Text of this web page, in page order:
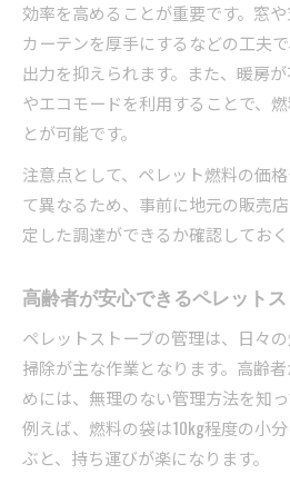
効率を高めることが重要です。窓や
カーテンを厚手にするなどの工夫
出力を抑えられます。また、暖房
やエコモードを利用することで、
とが可能です。
注意点として、ペレット燃料の価
て異なるため、事前に地元の販売
定した調達ができるか確認しておく
高齢者が安心できるペレット
ペレットストーブの管理は、日々
掃除が主な作業となります。高齢
めには、無理のない管理方法を知っ
例えば、燃料の袋は10kg程度の小
ぶと、持ち運びが楽になります。